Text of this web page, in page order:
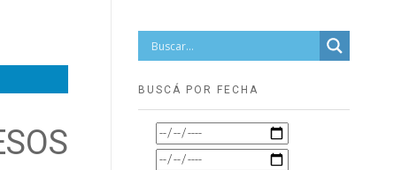
BUSCÁ POR FECHA